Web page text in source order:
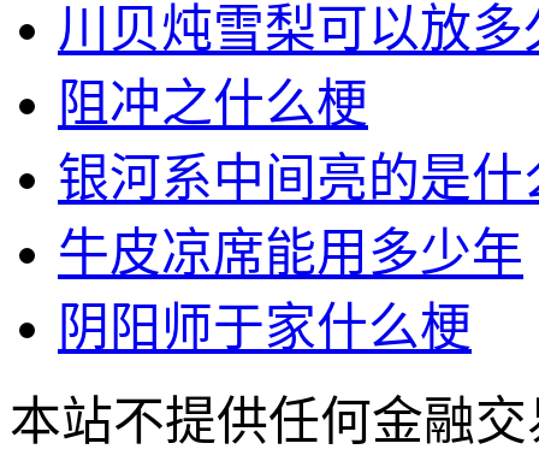
川贝炖雪梨可以放多
阻冲之什么梗
银河系中间亮的是什
牛皮凉席能用多少年
阴阳师于家什么梗
本站不提供任何金融